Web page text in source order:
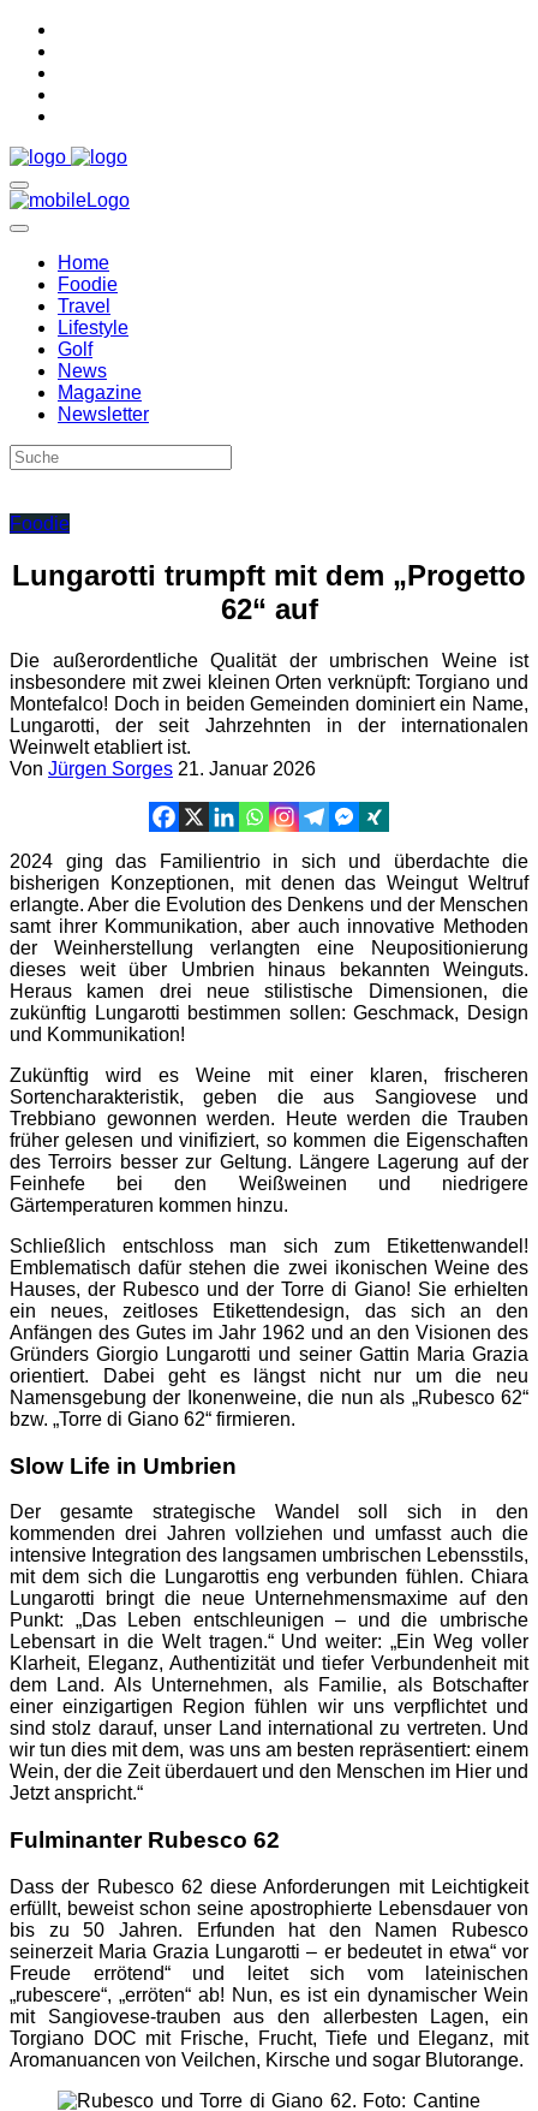
Home
Foodie
Travel
Lifestyle
Golf
News
Magazine
Newsletter
Foodie
Lungarotti trumpft mit dem „Progetto
62“ auf
Die außerordentliche Qualität der umbrischen Weine ist
insbesondere mit zwei kleinen Orten verknüpft: Torgiano und
Montefalco! Doch in beiden Gemeinden dominiert ein Name,
Lungarotti, der seit Jahrzehnten in der internationalen
Weinwelt etabliert ist.
Von Jürgen Sorges 21. Januar 2026
2024 ging das Familientrio in sich und überdachte die
bisherigen Konzeptionen, mit denen das Weingut Weltruf
erlangte. Aber die Evolution des Denkens und der Menschen
samt ihrer Kommunikation, aber auch innovative Methoden
der Weinherstellung verlangten eine Neupositionierung
dieses weit über Umbrien hinaus bekannten Weinguts.
Heraus kamen drei neue stilistische Dimensionen, die
zukünftig Lungarotti bestimmen sollen: Geschmack, Design
und Kommunikation!
Zukünftig wird es Weine mit einer klaren, frischeren
Sortencharakteristik, geben die aus Sangiovese und
Trebbiano gewonnen werden. Heute werden die Trauben
früher gelesen und vinifiziert, so kommen die Eigenschaften
des Terroirs besser zur Geltung. Längere Lagerung auf der
Feinhefe bei den Weißweinen und niedrigere
Gärtemperaturen kommen hinzu.
Schließlich entschloss man sich zum Etikettenwandel!
Emblematisch dafür stehen die zwei ikonischen Weine des
Hauses, der Rubesco und der Torre di Giano! Sie erhielten
ein neues, zeitloses Etikettendesign, das sich an den
Anfängen des Gutes im Jahr 1962 und an den Visionen des
Gründers Giorgio Lungarotti und seiner Gattin Maria Grazia
orientiert. Dabei geht es längst nicht nur um die neu
Namensgebung der Ikonenweine, die nun als „Rubesco 62“
bzw. „Torre di Giano 62“ firmieren.
Slow Life in Umbrien
Der gesamte strategische Wandel soll sich in den
kommenden drei Jahren vollziehen und umfasst auch die
intensive Integration des langsamen umbrischen Lebensstils,
mit dem sich die Lungarottis eng verbunden fühlen. Chiara
Lungarotti bringt die neue Unternehmensmaxime auf den
Punkt: „Das Leben entschleunigen – und die umbrische
Lebensart in die Welt tragen.“ Und weiter: „Ein Weg voller
Klarheit, Eleganz, Authentizität und tiefer Verbundenheit mit
dem Land. Als Unternehmen, als Familie, als Botschafter
einer einzigartigen Region fühlen wir uns verpflichtet und
sind stolz darauf, unser Land international zu vertreten. Und
wir tun dies mit dem, was uns am besten repräsentiert: einem
Wein, der die Zeit überdauert und den Menschen im Hier und
Jetzt anspricht.“
Fulminanter Rubesco 62
Dass der Rubesco 62 diese Anforderungen mit Leichtigkeit
erfüllt, beweist schon seine apostrophierte Lebensdauer von
bis zu 50 Jahren. Erfunden hat den Namen Rubesco
seinerzeit Maria Grazia Lungarotti – er bedeutet in etwa“ vor
Freude errötend“ und leitet sich vom lateinischen
„rubescere“, „erröten“ ab! Nun, es ist ein dynamischer Wein
mit Sangiovese-trauben aus den allerbesten Lagen, ein
Torgiano DOC mit Frische, Frucht, Tiefe und Eleganz, mit
Aromanuancen von Veilchen, Kirsche und sogar Blutorange.